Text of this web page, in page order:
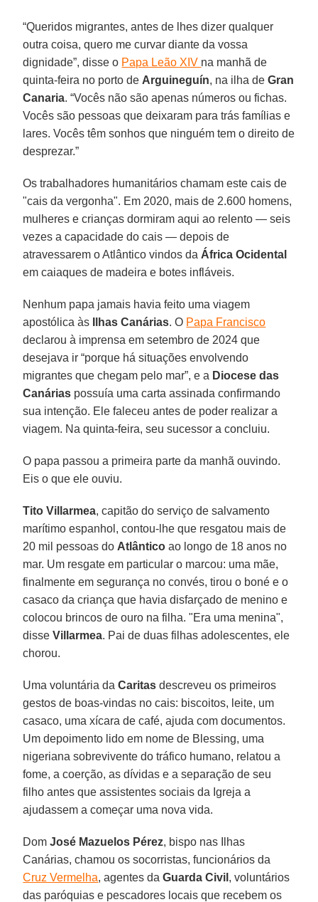
“Queridos migrantes, antes de lhes dizer qualquer
outra coisa, quero me curvar diante da vossa
dignidade”, disse o Papa Leão XIV na manhã de
quinta-feira no porto de Arguineguín, na ilha deGran
Canaria. “Vocês não são apenas números ou fichas.
Vocês são pessoas que deixaram para trás famílias e
lares. Vocês têm sonhos que ninguém tem o direito de
desprezar.”
Os trabalhadores humanitários chamam este cais de
"cais da vergonha". Em 2020, mais de 2.600 homens,
mulheres e crianças dormiram aqui ao relento — seis
vezes a capacidade do cais — depois de
atravessarem o Atlântico vindos da África Ocidental
em caiaques de madeira e botes infláveis.
Nenhum papa jamais havia feito uma viagem
apostólica às
Ilhas Canárias. O Papa Francisco
declarou à imprensa em setembro de 2024 que
desejava ir “porque há situações envolvendo
migrantes que chegam pelo mar”, e a Diocese das
Canárias possuía uma carta assinada confirmando
sua intenção. Ele faleceu antes de poder realizar a
viagem. Na quinta-feira, seu sucessor a concluiu.
O papa passou a primeira parte da manhã ouvindo.
Eis o que ele ouviu.
Tito Villarmea, capitão do serviço de salvamento
marítimo espanhol, contou-lhe que resgatou mais de
20 mil pessoas do Atlântico ao longo de 18 anos no
mar. Um resgate em particular o marcou: uma mãe,
finalmente em segurança no convés, tirou o boné e o
casaco da criança que havia disfarçado de menino e
colocou brincos de ouro na filha. "Era uma menina",
disseVillarmea. Pai de duas filhas adolescentes, ele
chorou.
Uma voluntária daCaritas descreveu os primeiros
gestos de boas-vindas no cais: biscoitos, leite, um
casaco, uma xícara de café, ajuda com documentos.
Um depoimento lido em nome de Blessing, uma
nigeriana sobrevivente do tráfico humano, relatou a
fome, a coerção, as dívidas e a separação de seu
filho antes que assistentes sociais da Igreja a
ajudassem a começar uma nova vida.
Dom José Mazuelos Pérez, bispo nas Ilhas
Canárias, chamou os socorristas, funcionários da
Cruz Vermelha, agentes daGuarda Civil , voluntários
das paróquias e pescadores locais que recebem os